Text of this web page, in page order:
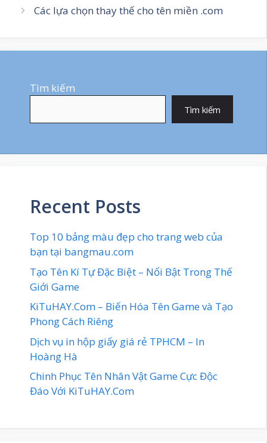
Các lựa chọn thay thế cho tên miền .com
Tìm kiếm
Tìm kiếm
Recent Posts
Top 10 bảng màu đẹp cho trang web của
bạn tại bangmau.com
Tạo Tên Kí Tự Đặc Biệt – Nổi Bật Trong Thế
Giới Game
KiTuHAY.Com – Biến Hóa Tên Game và Tạo
Phong Cách Riêng
Dịch vụ in hộp giấy giá rẻ TPHCM – In
Hoàng Hà
Chinh Phục Tên Nhân Vật Game Cực Độc
Đáo Với KiTuHAY.Com